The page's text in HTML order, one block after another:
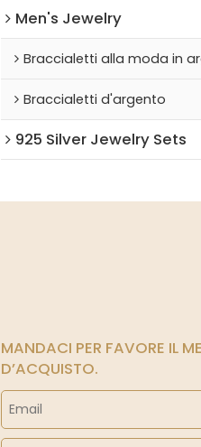
Men's Jewelry
Braccialetti alla moda in
Braccialetti d'argento
925 Silver Jewelry Sets
MANDACI PER FAVORE IL
D’ACQUISTO.